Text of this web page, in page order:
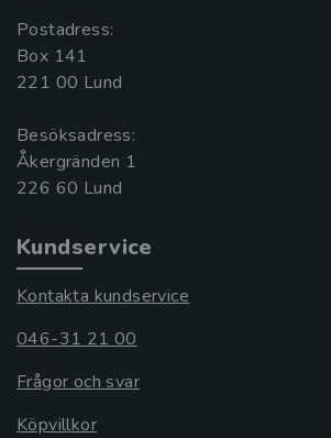
Postadress:
Box 141
221 00 Lund
Besöksadress:
Åkergränden 1
Kundservice
Kontakta kundservice
046-31 21 00
Frågor och svar
Köpvillkor